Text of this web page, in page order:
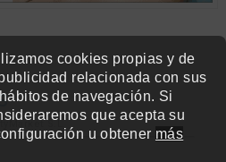
cookies propias y de
relacionada con sus
de navegación. Si
que acepta su
u obtener más
S.L.